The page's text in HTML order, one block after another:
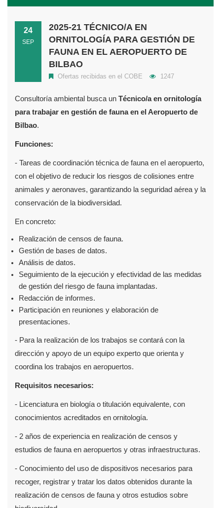
24
SEP
2025-21 TÉCNICO/A EN
ORNITOLOGÍA PARA GESTIÓN DE
FAUNA EN EL AEROPUERTO DE
BILBAO
Ofertas recibidas en el COBE 1247
Consultoría ambiental busca un Técnico/a en ornitología
para trabajar en gestión de fauna en el Aeropuerto de
Bilbao.
Funciones:
- Tareas de coordinación técnica de fauna en el aeropuerto,
con el objetivo de reducir los riesgos de colisiones entre
animales y aeronaves, garantizando la seguridad aérea y la
conservación de la biodiversidad.
En concreto:
Realización de censos de fauna.
Gestión de bases de datos.
Análisis de datos.
Seguimiento de la ejecución y efectividad de las medidas
de gestión del riesgo de fauna implantadas.
Redacción de informes.
Participación en reuniones y elaboración de
presentaciones.
- Para la realización de los trabajos se contará con la
dirección y apoyo de un equipo experto que orienta y
coordina los trabajos en aeropuertos.
Requisitos necesarios:
- Licenciatura en biología o titulación equivalente, con
conocimientos acreditados en ornitología.
- 2 años de experiencia en realización de censos y
estudios de fauna en aeropuertos y otras infraestructuras.
- Conocimiento del uso de dispositivos necesarios para
recoger, registrar y tratar los datos obtenidos durante la
realización de censos de fauna y otros estudios sobre